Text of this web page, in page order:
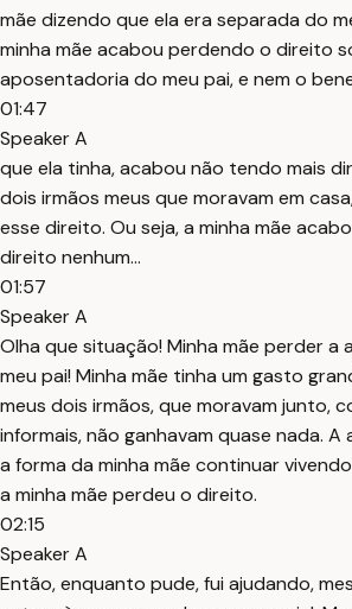
mãe dizendo que ela era separada do
minha mãe acabou perdendo o direito
aposentadoria do meu pai, e nem o
01:47
Speaker A
que ela tinha, acabou não tendo mais
dois irmãos meus que moravam em
esse direito. Ou seja, a minha mãe
direito nenhum...
01:57
Speaker A
Olha que situação! Minha mãe perder a
meu pai! Minha mãe tinha um gasto
meus dois irmãos, que moravam junto,
informais, não ganhavam quase nada.
a forma da minha mãe continuar
a minha mãe perdeu o direito.
02:15
Speaker A
Então, enquanto pude, fui ajudando,